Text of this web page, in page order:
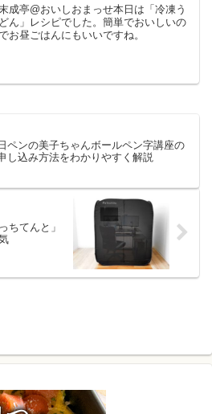
成亭@おいしおまっせ本日は「冷凍う
どん」レシピでした。簡単でおいしいの
お昼ごはんにもいいですね。
日ペンの美子ちゃんボールペン字講座の
し込み方法をわかりやすく解説
ちてんと」